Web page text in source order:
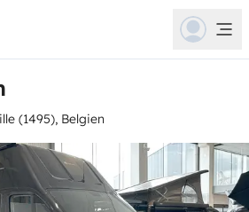
(1495), Belgien